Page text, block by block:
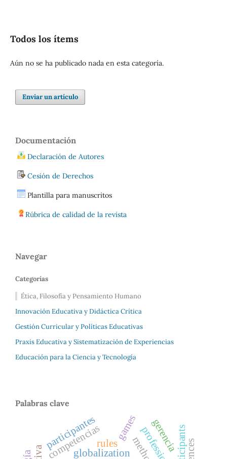
Todos los ítems
Aún no se ha publicado nada en esta categoría.
Enviar un artículo
Documentación
Declaración de Autores
Cesión de Derechos
Plantilla para manuscritos
Rúbrica de calidad de la revista
Navegar
Categorías
Ética, Filosofía y Pensamiento Humano
Innovación Educativa y Didáctica Crítica
Gestión Curricular y Políticas Educativas
Praxis Educativa y Sistematización de Experiencias
Educación para la Ciencia y Tecnología
Palabras clave
globalization
competencias
participantes gerencia
rules
games